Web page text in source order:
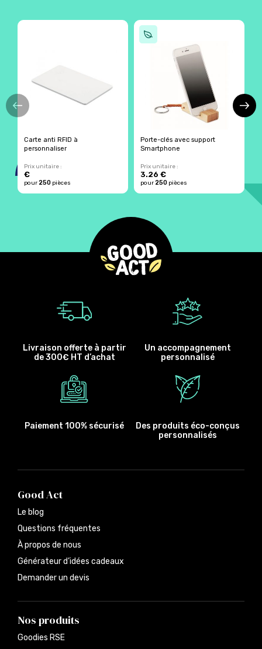
Carte anti RFID à
personnaliser
Prix unitaire :
€
pour250 pièces
Porte-clés avec support
Smartphone
Prix unitaire :
3.26 €
pour250 pièces
Livraison offerte à partir
de 300€ HT d’achat
Un accompagnement
personnalisé
Paiement 100% sécurisé
Des produits éco-conçus
personnalisés
Good Act
Le blog
Questions fréquentes
À propos de nous
Générateur d’idées cadeaux
Demander un devis
Nos produits
Goodies RSE